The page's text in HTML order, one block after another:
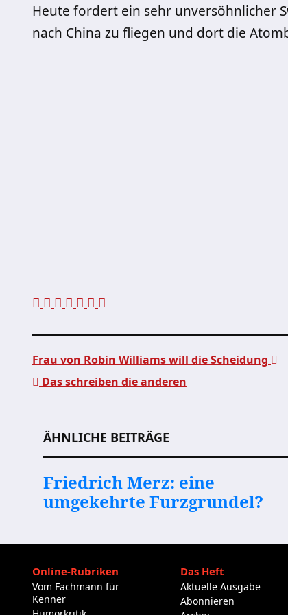
Heute fordert ein sehr unversöhnlicher
nach China zu fliegen und dort die
Frau von Robin Williams will die Scheidung
Das schreiben die anderen
ÄHNLICHE BEITRÄGE
Friedrich Merz: eine
umgekehrte Furzgrundel?
Online-Rubriken
Vom Fachmann für
Kenner
Das Heft
Aktuelle Ausgabe
Abonnieren